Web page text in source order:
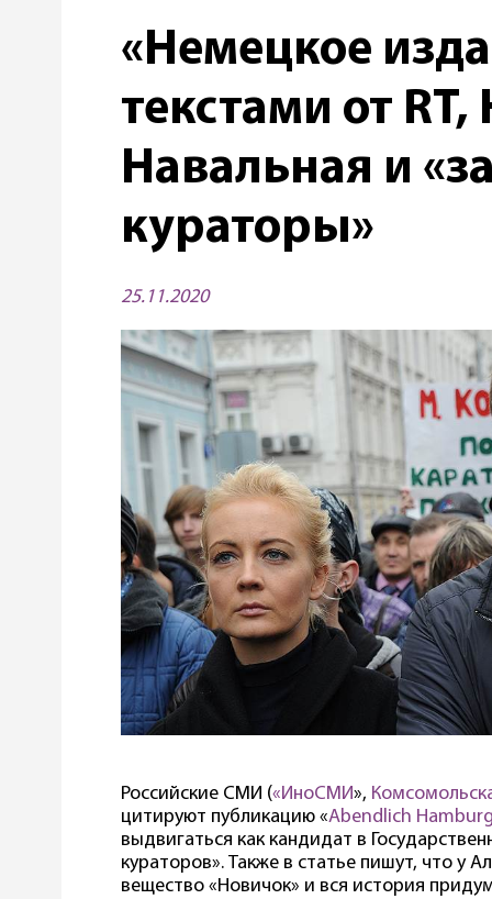
«Немецкое
текстами от
Навальная и
кураторы»
25.11.2020
Российские СМИ («ИноСМИ»,
цитируют публикацию «Abendlich
выдвигаться как кандидат в
кураторов». Также в статье пишут, что у
вещество «Новичок» и вся история